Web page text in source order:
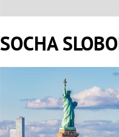
SOCHA